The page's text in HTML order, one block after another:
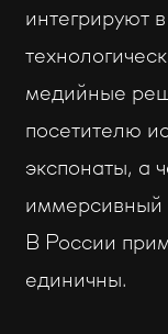
интегрируют
медийные
посетителю
экспонаты, а
иммерсивный
В России
единичны.